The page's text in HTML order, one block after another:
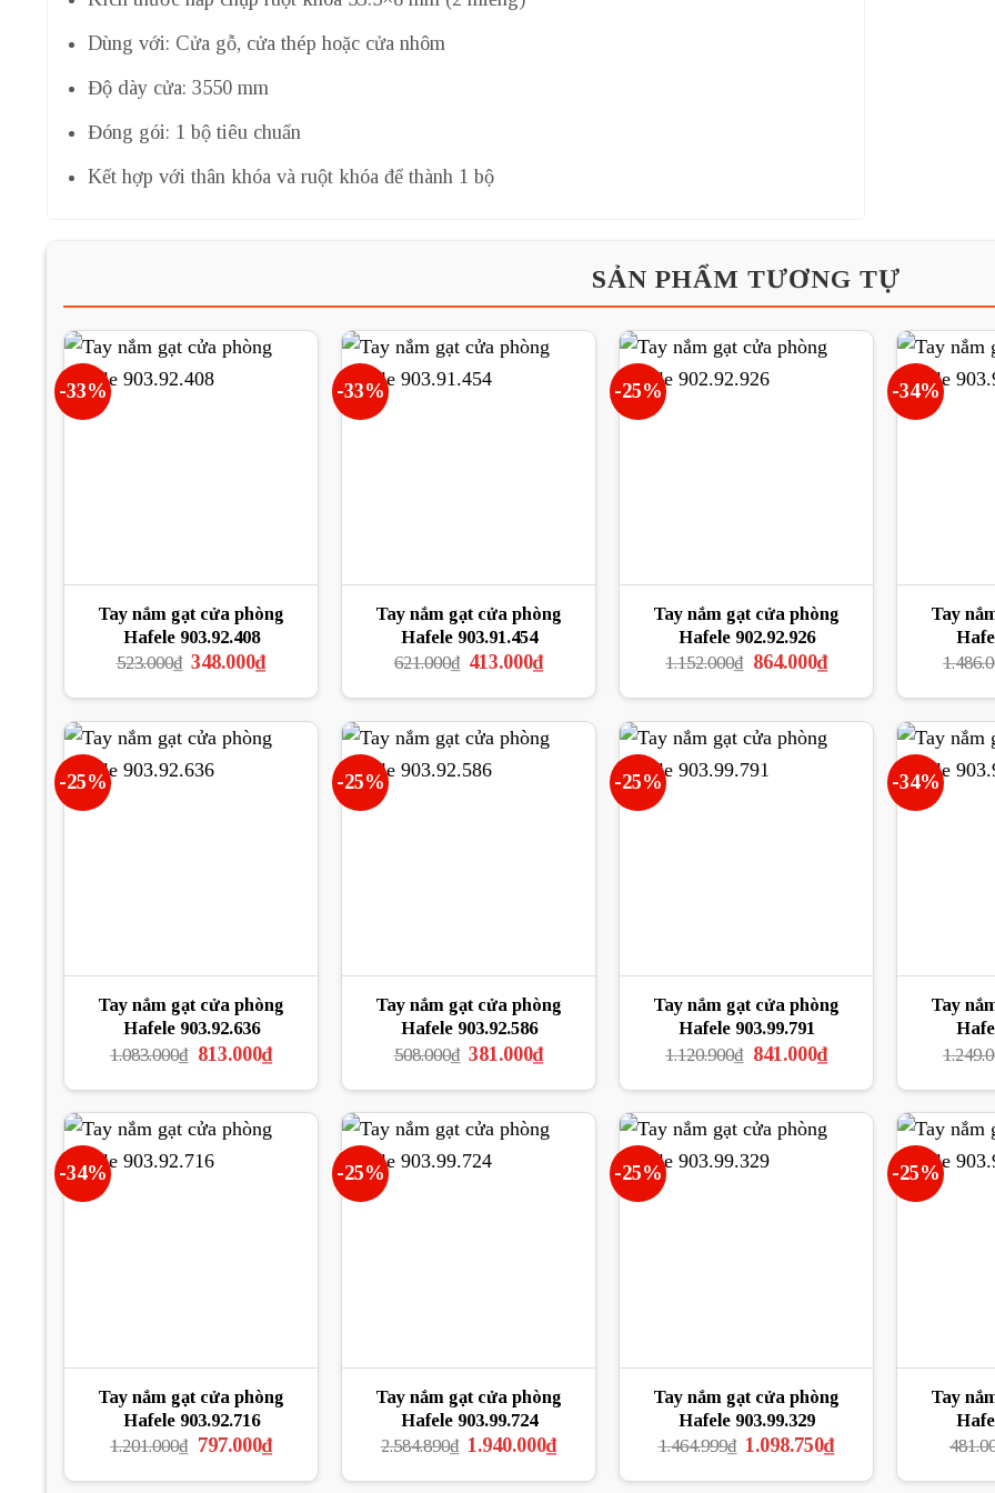
Dùng với: Cửa gỗ, cửa thép hoặc cửa nhôm
Độ dày cửa: 3550 mm
Đóng gói: 1 bộ tiêu chuẩn
Kết hợp với thân khóa và ruột khóa để thành 1 bộ
SẢN PHẨM TƯƠNG TỰ
-33%
Tay nắm gạt cửa phòng
Hafele 903.92.408
523.000₫ Giá
là:
348.000₫Giá
hiện
tại
348.000₫.
-33%
Tay nắm gạt cửa phòng
Hafele 903.91.454
621.000₫ Giá
là:
413.000₫Giá
hiện
tại
413.000₫.
-25%
Tay nắm gạt cửa phòng
Hafele 902.92.926
1.152.000₫ Giá
là:
864.000₫Giá
hiện
tại
864.000₫.
-34%
Tay
-25%
Tay nắm gạt cửa phòng
Hafele 903.92.636
1.083.000₫ Giá
là:
813.000₫Giá
hiện
tại
813.000₫.
-25%
Tay nắm gạt cửa phòng
Hafele 903.92.586
508.000₫ Giá
là:
381.000₫Giá
hiện
tại
381.000₫.
-25%
Tay nắm gạt cửa phòng
Hafele 903.99.791
1.120.900₫ Giá
là:
841.000₫Giá
hiện
tại
841.000₫.
-34%
Tay
-34%
Tay nắm gạt cửa phòng
Hafele 903.92.716
1.201.000₫ Giá
là:
797.000₫Giá
hiện
tại
-25%
Tay nắm gạt cửa phòng
Hafele 903.99.724
2.584.890₫ Giá
là:
1.940.000₫Giá
hiện
tại
-25%
Tay nắm gạt cửa phòng
Hafele 903.99.329
1.464.999₫ Giá
là:
1.098.750₫Giá
hiện
tại
-25%
Tay